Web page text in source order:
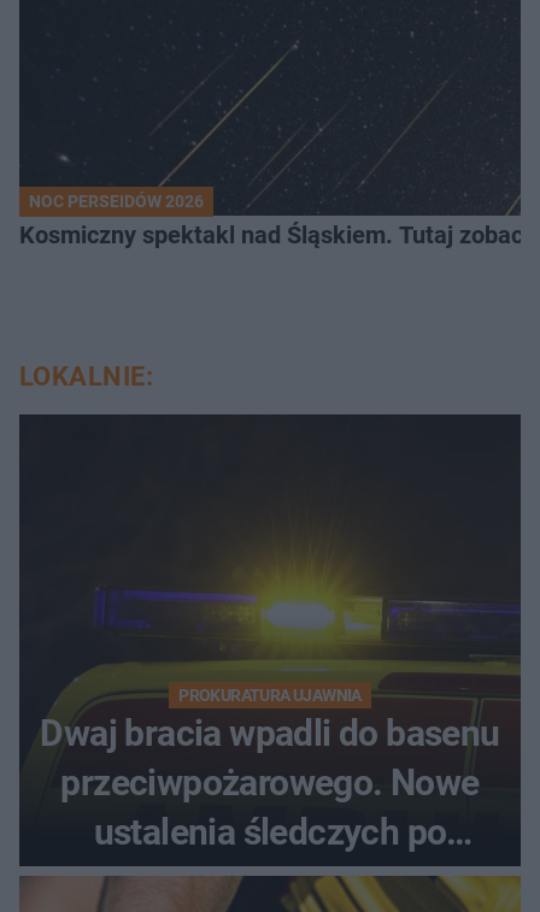
NOC PERSEIDÓW 2026
Kosmiczny spektakl nad Śląskiem. Tutaj
LOKALNIE:
PROKURATURA UJAWNIA
Dwaj bracia wpadli do basenu
przeciwpożarowego. Nowe
ustalenia śledczych po
dramatycznej akcji